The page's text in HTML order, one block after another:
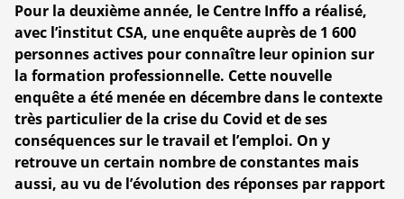
Pour la deuxième année, le Centre Inffo a réalisé,
avec l’institut CSA, une enquête auprès de 1 600
personnes actives pour connaître leur opinion sur
la formation professionnelle. Cette nouvelle
enquête a été menée en décembre dans le contexte
très particulier de la crise du Covid et de ses
conséquences sur le travail et l’emploi. On y
retrouve un certain nombre de constantes mais
aussi, au vu de l’évolution des réponses par rapport